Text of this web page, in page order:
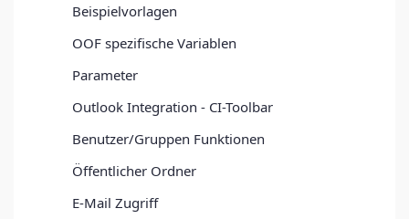
Beispielvorlagen
OOF spezifische Variablen
Parameter
Outlook Integration - CI-Toolbar
Benutzer/Gruppen Funktionen
Öffentlicher Ordner
E-Mail Zugriff